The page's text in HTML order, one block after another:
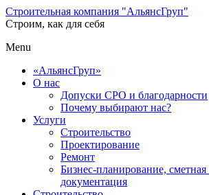
Строительная компания "АльянсГруп"
Строим, как для себя
Menu
«АльянсГруп»
О нас
Допуски СРО и благодарности
Почему выбирают нас?
Услуги
Строительство
Проектирование
Ремонт
Бизнес-планирование,
документация